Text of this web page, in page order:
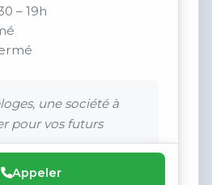
– 19h
une société à
pour vos futurs
Appeler